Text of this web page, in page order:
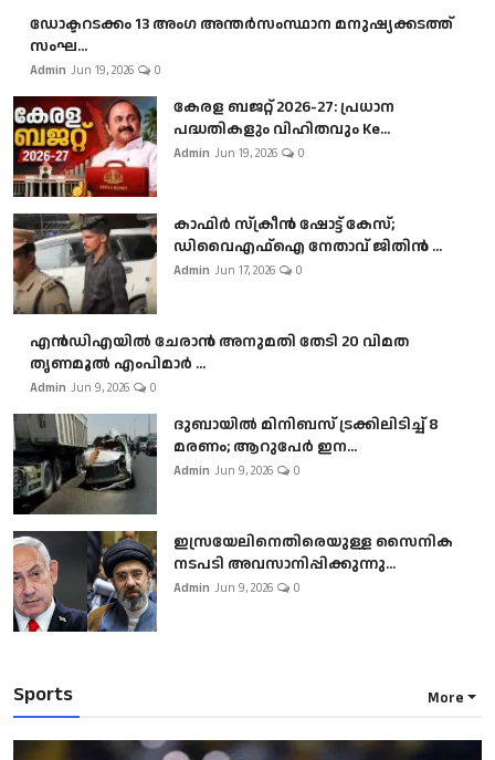
ഡോക്ടറടക്കം 13 അംഗ അന്തർസംസ്ഥാന മനുഷ്യക്കടത്ത്
സംഘ...
Admin Jun 19, 2026 0
കേരള ബജറ്റ് 2026-27: പ്രധാന
പദ്ധതികളും വിഹിതവും Ke...
Admin Jun 19, 2026 0
കാഫിർ സ്‌ക്രീൻ ഷോട്ട് കേസ്;
ഡിവൈഎഫ്ഐ നേതാവ് ജിതിൻ ...
Admin Jun 17, 2026 0
എൻഡിഎയിൽ ചേരാൻ അനുമതി തേടി 20 വിമത
തൃണമൂൽ എംപിമാർ ...
Admin Jun 9, 2026 0
ദുബായിൽ മിനിബസ്​ ട്രക്കിലിടിച്ച് 8
മരണം; ആറുപേർ ഇന...
Admin Jun 9, 2026 0
ഇസ്രയേലിനെതിരെയുള്ള സൈനിക
നടപടി അവസാനിപ്പിക്കുന്നു...
Admin Jun 9, 2026 0
Sports More